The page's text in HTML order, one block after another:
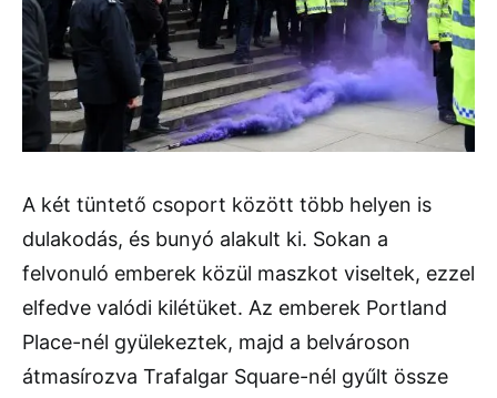
A két tüntető csoport között több helyen is
dulakodás, és bunyó alakult ki. Sokan a
felvonuló emberek közül maszkot viseltek, ezzel
elfedve valódi kilétüket. Az emberek Portland
Place-nél gyülekeztek, majd a belvároson
átmasírozva Trafalgar Square-nél gyűlt össze